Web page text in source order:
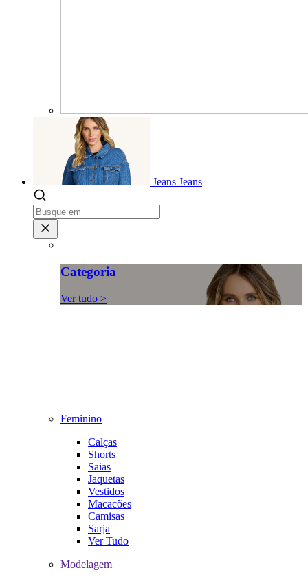
Jeans Jeans
Categoria
Ver tudo >
Feminino
Calças
Shorts
Saias
Jaquetas
Vestidos
Macacões
Camisas
Sarja
Ver Tudo
Modelagem